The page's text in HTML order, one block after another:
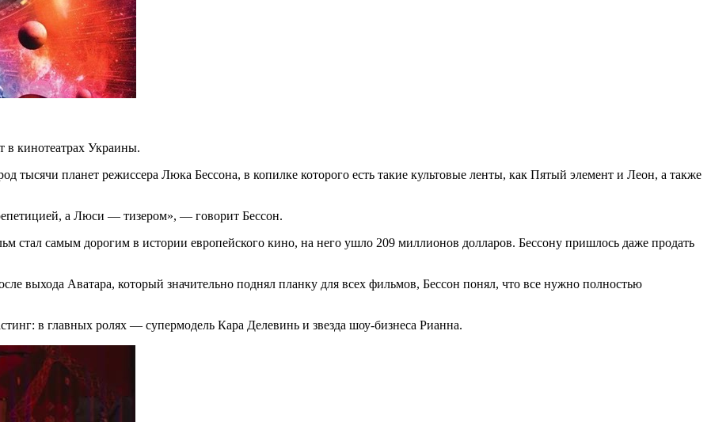
в кинотеатрах Украины.
тысячи планет режиссера Люка Бессона, в копилке которого есть такие культовые ленты, как Пятый элемент и Леон, а также
а Люси — тизером», — говорит Бессон.
стал самым дорогим в истории европейского кино, на него ушло 209 миллионов долларов. Бессону пришлось даже продать
выхода Аватара, который значительно поднял планку для всех фильмов, Бессон понял, что все нужно полностью
в главных ролях — супермодель Кара Делевинь и звезда шоу-бизнеса Рианна.